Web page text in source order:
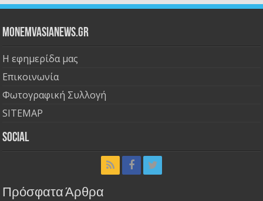
Monemvasianews.gr
Η εφημερίδα μας
Επικοινωνία
Φωτογραφική Συλλογή
SITEMAP
Social
Πρόσφατα Άρθρα